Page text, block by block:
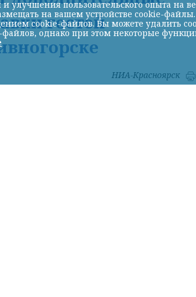
гостей
НИА-Красноярск
пользовательского опыта на
на вашем устройстве cookie-
cookie-файлов. Вы можете удалить
однако при этом некоторые